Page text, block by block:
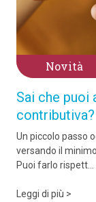
Novità
Sai che puoi
contributiva?
Un piccolo passo
versando il
Puoi farlo rispett...
Leggi di più >